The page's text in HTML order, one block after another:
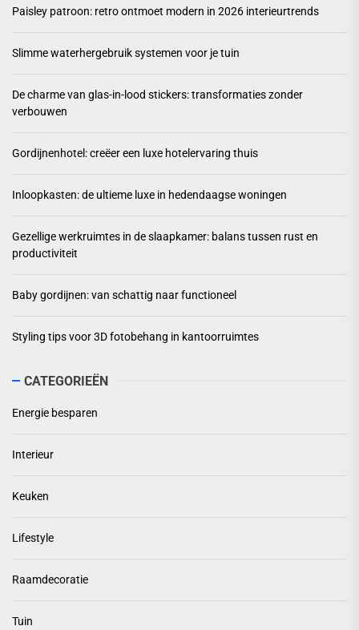
Paisley patroon: retro ontmoet modern in 2026 interieurtrends
Slimme waterhergebruik systemen voor je tuin
De charme van glas-in-lood stickers: transformaties zonder
verbouwen
Gordijnenhotel: creëer een luxe hotelervaring thuis
Inloopkasten: de ultieme luxe in hedendaagse woningen
Gezellige werkruimtes in de slaapkamer: balans tussen rust en
productiviteit
Baby gordijnen: van schattig naar functioneel
Styling tips voor 3D fotobehang in kantoorruimtes
CATEGORIEËN
Energie besparen
Interieur
Keuken
Lifestyle
Raamdecoratie
Tuin